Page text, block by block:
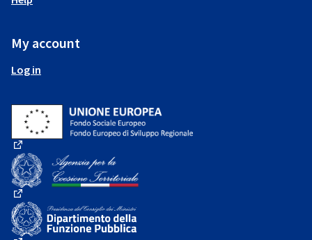
My account
Log in
(External link)
(External link)